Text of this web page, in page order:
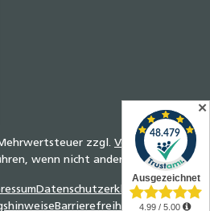
zzgl. Versandkosten
wenn nicht anders angegeben.
Datenschutzerklärung
Barrierefreiheitserklärung
✕